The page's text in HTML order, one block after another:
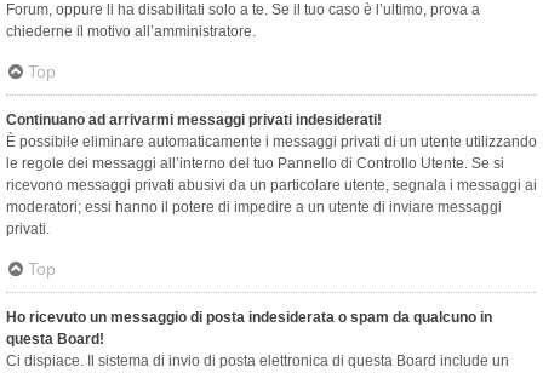
Forum, oppure li ha disabilitati solo a te. Se il tuo caso è l’ultimo, prova a
chiederne il motivo all’amministratore.
Top
Continuano ad arrivarmi messaggi privati indesiderati!
È possibile eliminare automaticamente i messaggi privati ​​di un utente utilizzando
le regole dei messaggi all’interno del tuo Pannello di Controllo Utente. Se si
ricevono messaggi privati ​​abusivi da un particolare utente, segnala i messaggi ai
moderatori; essi hanno il potere di impedire a un utente di inviare messaggi
privati​​.
Top
Ho ricevuto un messaggio di posta indesiderata o spam da qualcuno in
questa Board!
Ci dispiace. Il sistema di invio di posta elettronica di questa Board include un